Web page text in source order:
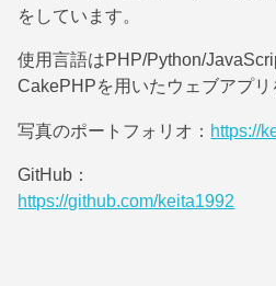
をしています。
使用言語はPHP/Python/
CakePHPを用いたウェブアプリ
写真のポートフォリオ： https://
GitHub：
https://github.com/keita1992